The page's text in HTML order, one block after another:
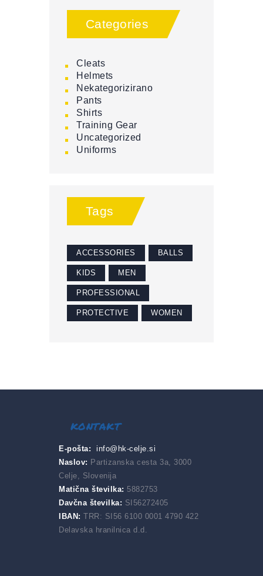
Categories
Cleats
Helmets
Nekategorizirano
Pants
Shirts
Training Gear
Uncategorized
Uniforms
Tags
ACCESSORIES BALLS
KIDS MEN
PROFESSIONAL
PROTECTIVE WOMEN
kontakt
E-pošta:
info@hk-celje.si
Naslov: Partizanska cesta 3a, 3000
Celje, Slovenija
Matična številka: 5882753
Davčna številka: SI56272405
IBAN: TRR: SI56 6100 0001 4790 422
Delavska hranilnica d.d.